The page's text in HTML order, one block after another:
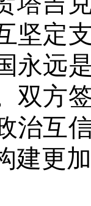
坚定
永远
双方
治互
建更